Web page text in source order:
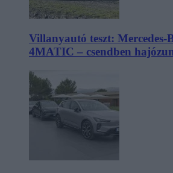
Villanyautó teszt: Mercedes-
4MATIC – csendben